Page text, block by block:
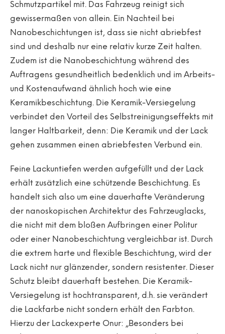
Schmutzpartikel mit. Das Fahrzeug reinigt sich
gewissermaßen von allein. Ein Nachteil bei
Nanobeschichtungen ist, dass sie nicht abriebfest
sind und deshalb nur eine relativ kurze Zeit halten.
Zudem ist die Nanobeschichtung während des
Auftragens gesundheitlich bedenklich und im Arbeits-
und Kostenaufwand ähnlich hoch wie eine
Keramikbeschichtung. Die Keramik-Versiegelung
verbindet den Vorteil des Selbstreinigungseffekts mit
langer Haltbarkeit, denn: Die Keramik und der Lack
gehen zusammen einen abriebfesten Verbund ein.
Feine Lackuntiefen werden aufgefüllt und der Lack
erhält zusätzlich eine schützende Beschichtung. Es
handelt sich also um eine dauerhafte Veränderung
der nanoskopischen Architektur des Fahrzeuglacks,
die nicht mit dem bloßen Aufbringen einer Politur
oder einer Nanobeschichtung vergleichbar ist. Durch
die extrem harte und flexible Beschichtung, wird der
Lack nicht nur glänzender, sondern resistenter. Dieser
Schutz bleibt dauerhaft bestehen. Die Keramik-
Versiegelung ist hochtransparent, d.h. sie verändert
die Lackfarbe nicht sondern erhält den Farbton.
Hierzu der Lackexperte Onur: „Besonders bei